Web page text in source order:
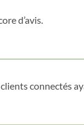
d’avis.
clients connectés